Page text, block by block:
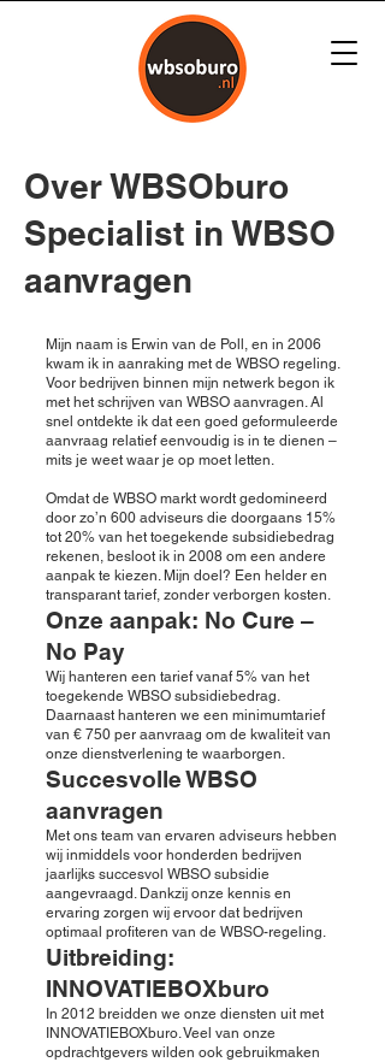
Over WBSOburo
Specialist in WBSO
aanvragen
Mijn naam is Erwin van de Poll, en in 2006
kwam ik in aanraking met de WBSO regeling.
Voor bedrijven binnen mijn netwerk begon ik
met het schrijven van WBSO aanvragen. Al
snel ontdekte ik dat een goed geformuleerde
aanvraag relatief eenvoudig is in te dienen –
mits je weet waar je op moet letten.
Omdat de WBSO markt wordt gedomineerd
door zo’n 600 adviseurs die doorgaans 15%
tot 20% van het toegekende subsidiebedrag
rekenen, besloot ik in 2008 om een andere
aanpak te kiezen. Mijn doel? Een helder en
transparant tarief, zonder verborgen kosten.
Onze aanpak: No Cure –
No Pay
Wij hanteren een tarief vanaf 5% van het
toegekende WBSO subsidiebedrag.
Daarnaast hanteren we een minimumtarief
van € 750 per aanvraag om de kwaliteit van
onze dienstverlening te waarborgen.
Succesvolle WBSO
aanvragen
Met ons team van ervaren adviseurs hebben
wij inmiddels voor honderden bedrijven
jaarlijks succesvol WBSO subsidie
aangevraagd. Dankzij onze kennis en
ervaring zorgen wij ervoor dat bedrijven
optimaal profiteren van de WBSO-regeling.
Uitbreiding:
INNOVATIEBOXburo
In 2012 breidden we onze diensten uit met
INNOVATIEBOXburo. Veel van onze
opdrachtgevers wilden ook gebruikmaken